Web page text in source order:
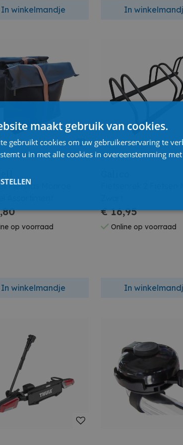
In winkelmandje In
Fietstas Monroe
op voorraad
In winkelmandje
€ 16,95
Online op voorraad
In
maakt gebruik van cookies.
gebruikt cookies om uw gebruikerservaring te
u in met alle cookies in overeenstemming